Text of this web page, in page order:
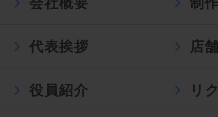
代表挨拶 店
役員紹介 リ